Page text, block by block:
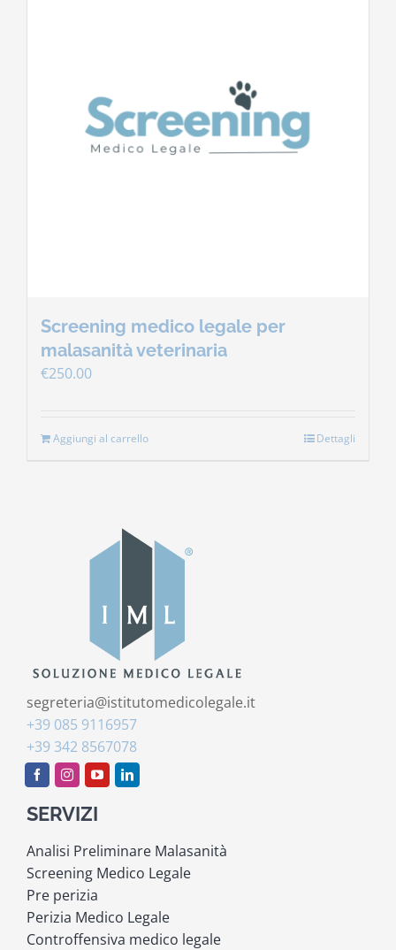
Screening medico legale per
malasanità veterinaria
€250.00
Aggiungi al carrello Dettagli
segreteria@istitutomedicolegale.it
+39 085 9116957
+39 342 8567078
SERVIZI
Analisi Preliminare Malasanità
Screening Medico Legale
Pre perizia
Perizia Medico Legale
Controffensiva medico legale